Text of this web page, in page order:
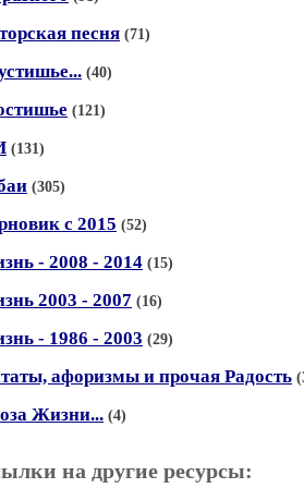
песня (71)
(40)
(121)
(131)
(305)
с 2015 (52)
- 2008 - 2014 (15)
2003 - 2007 (16)
- 1986 - 2003 (29)
афоризмы и прочая Радость
Жизни... (4)
на другие ресурсы: